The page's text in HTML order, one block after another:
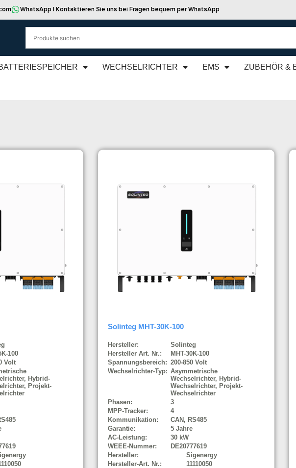
WhatsApp | Kontaktieren Sie uns bei Fragen bequem per WhatsApp
WECHSELRICHTER EMS ZUBEHÖR &
100
Volt
Hybrid-
Projekt-
Solinteg MHT-30K-100
Hersteller:
Solinteg
Hersteller Art. Nr.:
MHT-30K-100
Spannungsbereich: 200-850 Volt
Wechselrichter-Typ: Asymmetrische
Wechselrichter, Hybrid-
Wechselrichter, Projekt-
Wechselrichter
Phasen:
3
MPP-Tracker:
4
Kommunikation:
CAN, RS485
Garantie:
5 Jahre
AC-Leistung:
30 kW
WEEE-Nummer:
DE20777619
Hersteller:
Sigenergy
Hersteller-Art. Nr.:
11110050